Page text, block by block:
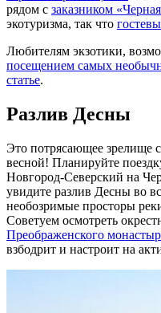
рядом с заказником
экотуризма, так что
Любителям экзотики,
посещением самых
статье.
Разлив Десны
Это потрясающее зрелище
весной! Планируйте
Новгород-Северский на
увидите разлив Десны во
необозримые просторы
Советуем осмотреть
Преображенского
взбодрит и настроит на